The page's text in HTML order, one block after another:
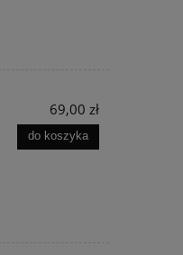
69,00 zł
do koszyka